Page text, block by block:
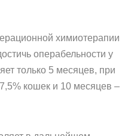
химиотерапии
операбельности у
только 5 месяцев, при
кошек и 10 месяцев –